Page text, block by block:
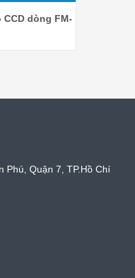
dòng FM-
Phú, Quận 7, TP.Hồ Chí